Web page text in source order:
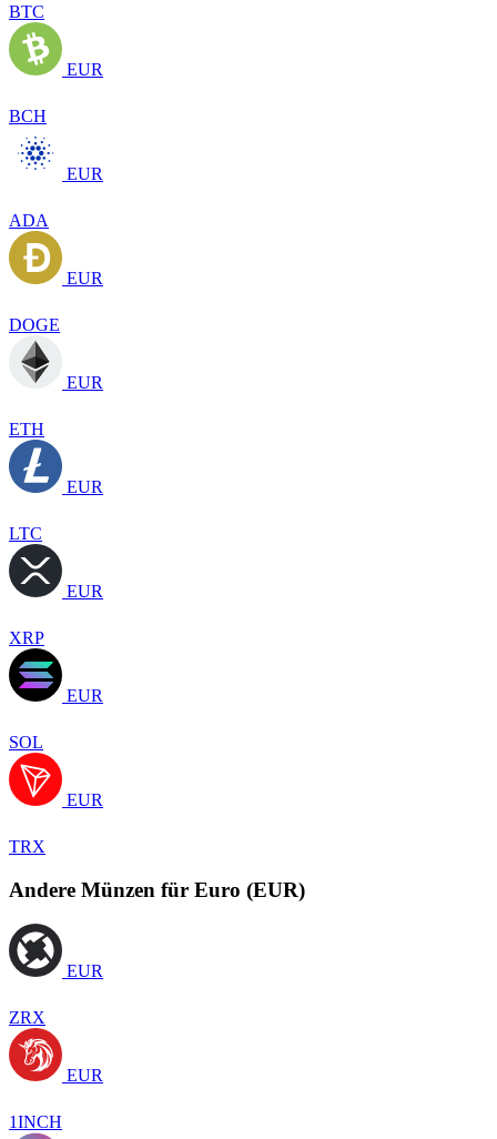
BTC
EUR
BCH
EUR
ADA
EUR
DOGE
EUR
ETH
EUR
LTC
EUR
XRP
EUR
SOL
EUR
TRX
Andere Münzen für Euro (EUR)
EUR
ZRX
EUR
1INCH